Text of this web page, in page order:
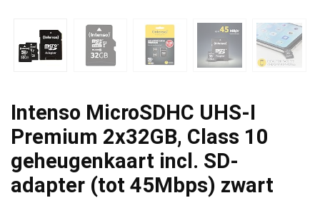
Intenso MicroSDHC UHS-I
Premium 2x32GB, Class 10
geheugenkaart incl. SD-
adapter (tot 45Mbps) zwart